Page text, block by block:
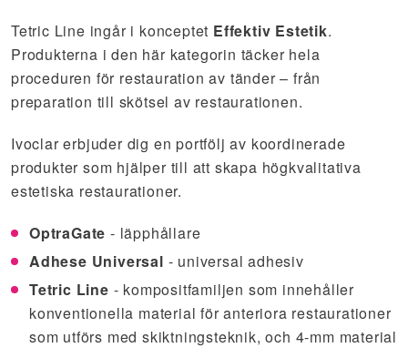
Tetric Line ingår i konceptet Effektiv Estetik.
Produkterna i den här kategorin täcker hela
proceduren för restauration av tänder – från
preparation till skötsel av restaurationen.
Ivoclar erbjuder dig en portfölj av koordinerade
produkter som hjälper till att skapa högkvalitativa
estetiska restaurationer.
OptraGate - läpphållare
Adhese Universal - universal adhesiv
Tetric Line - kompositfamiljen som innehåller
konventionella material för anteriora restaurationer
som utförs med skiktningsteknik, och 4-mm material